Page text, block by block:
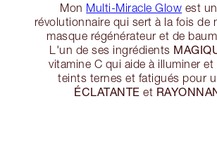
Mon Multi-Miracle Glow est
révolutionnaire qui sert à la fois de
masque régénérateur et de
L'un de ses ingrédients
vitamine C qui aide à illuminer et
teints ternes et fatigués pour
ÉCLATANTE et